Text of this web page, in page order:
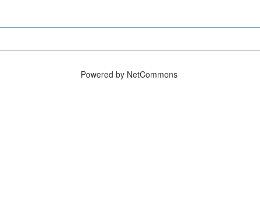
Powered by NetCommons